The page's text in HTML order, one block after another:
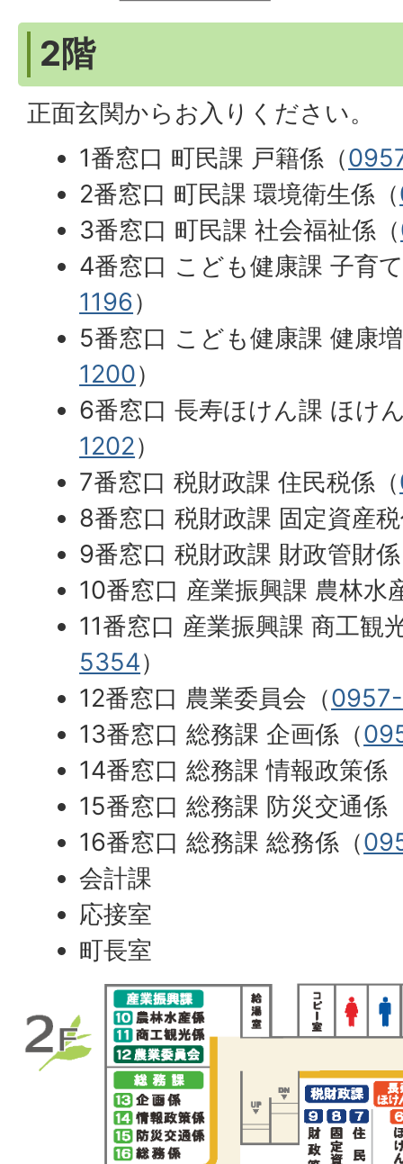
2階
正面玄関からお入りください。
1番窓口 町民課 戸籍係（
2番窓口 町民課 環境衛生係（
3番窓口 町民課 社会福祉係（
4番窓口 こども健康課 子育
1196）
5番窓口 こども健康課 健康
1200）
6番窓口 長寿ほけん課 ほけ
1202）
7番窓口 税財政課 住民税係（
8番窓口 税財政課 固定資産
9番窓口 税財政課 財政管財
10番窓口 産業振興課 農林水
11番窓口 産業振興課 商工観
5354）
12番窓口 農業委員会（
13番窓口 総務課 企画係（
14番窓口 総務課 情報政策係
15番窓口 総務課 防災交通係
16番窓口 総務課 総務係（
会計課
応接室
町長室